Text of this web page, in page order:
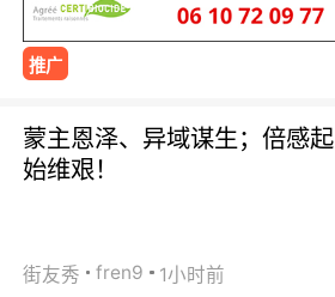
推广
蒙主恩泽、异域谋生；倍感起
始维艰！
街友秀 fren9 1小时前